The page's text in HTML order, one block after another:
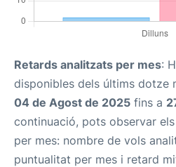
Retards analitzats per mes:
disponibles dels últims dotze
04 de Agost de 2025 fins a
continuació, pots observar
per mes: nombre de vols
puntualitat per mes i retard